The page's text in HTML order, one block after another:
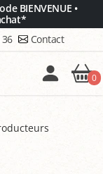
BIENVENUE •
Contact
0